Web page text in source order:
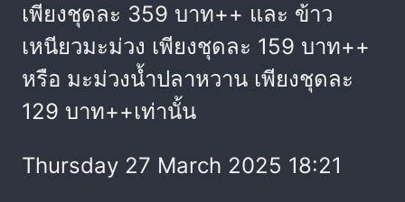
เพียงชุดละ 359 บาท++ และ ข้าว
เหนียวมะม่วง เพียงชุดละ 159 บาท++
หรือ มะม่วงน้ำปลาหวาน เพียงชุดละ
129 บาท++เท่านั้น
Thursday 27 March 2025 18:21